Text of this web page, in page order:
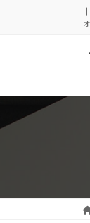
へ
キ
ョ
に